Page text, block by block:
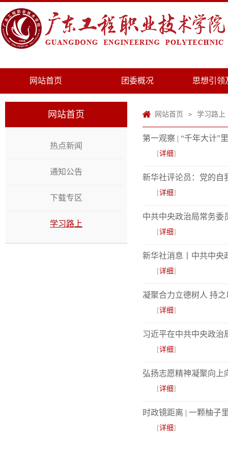
网站首页 团委概况 思想引领
网站首页
热点新闻
通知公告
下载专区
学习路上
网站首页 > 学习路上
第一观察 | “千年大计”
[详细]
新华社评论员：党的
[详细]
中共中央政治局常务委
[详细]
新华社消息丨中共中央
[详细]
凝聚合力立德树人 持
[详细]
习近平在中共中央政治
[详细]
弘扬志愿精神凝聚向
[详细]
时政镜距离 | 一颗柚子
[详细]